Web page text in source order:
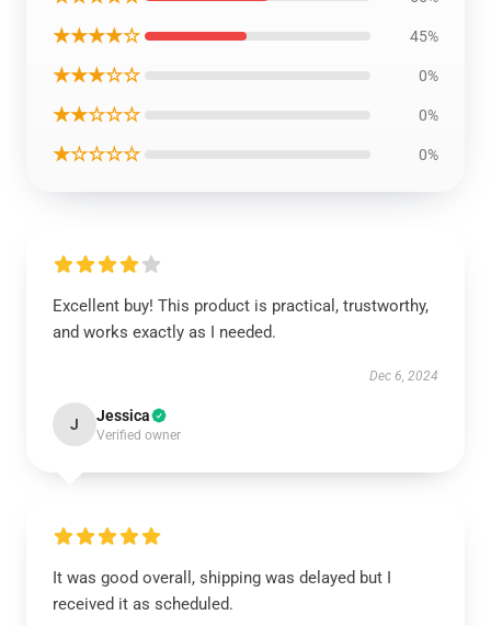
★★★★☆ 45%
★★★☆☆ 0%
★★☆☆☆ 0%
★☆☆☆☆ 0%
Excellent buy! This product is practical, trustworthy,
and works exactly as I needed.
Dec 6, 2024
J Jessica
Verified owner
It was good overall, shipping was delayed but I
received it as scheduled.